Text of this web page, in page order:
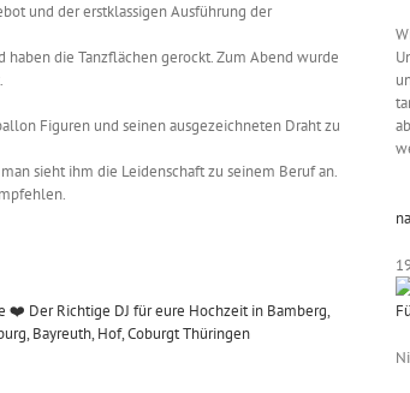
und der erstklassigen Ausführung der
die Tanzflächen gerockt. Zum Abend wurde
Figuren und seinen ausgezeichneten Draht zu
sieht ihm die Leidenschaft zu seinem Beruf an.